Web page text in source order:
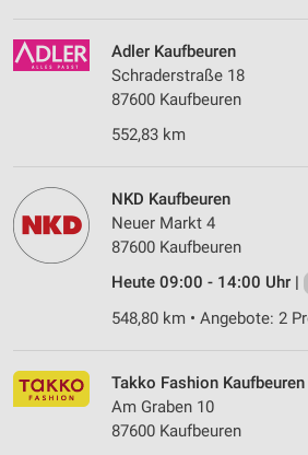
Adler Kaufbeuren
Schraderstraße 18
87600 Kaufbeuren
552,83 km
NKD Kaufbeuren
Neuer Markt 4
87600 Kaufbeuren
Heute 09:00 - 14:00 Uhr |
548,80 km • Angebote: 2
Takko Fashion Kaufbeuren
Am Graben 10
87600 Kaufbeuren